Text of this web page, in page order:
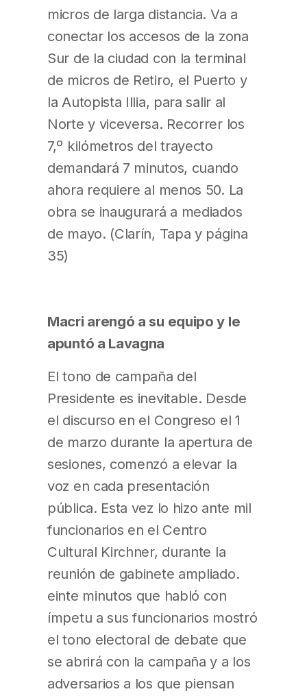
micros de larga distancia. Va a
conectar los accesos de la zona
Sur de la ciudad con la terminal
de micros de Retiro, el Puerto y
la Autopista Illia, para salir al
Norte y viceversa. Recorrer los
7,º kilómetros del trayecto
demandará 7 minutos, cuando
ahora requiere al menos 50. La
obra se inaugurará a mediados
de mayo. (Clarín, Tapa y página
35)
Macri arengó a su equipo y le
apuntó a Lavagna
El tono de campaña del
Presidente es inevitable. Desde
el discurso en el Congreso el 1
de marzo durante la apertura de
sesiones, comenzó a elevar la
voz en cada presentación
pública. Esta vez lo hizo ante mil
funcionarios en el Centro
Cultural Kirchner, durante la
reunión de gabinete ampliado.
einte minutos que habló con
ímpetu a sus funcionarios mostró
el tono electoral de debate que
se abrirá con la campaña y a los
adversarios a los que piensan